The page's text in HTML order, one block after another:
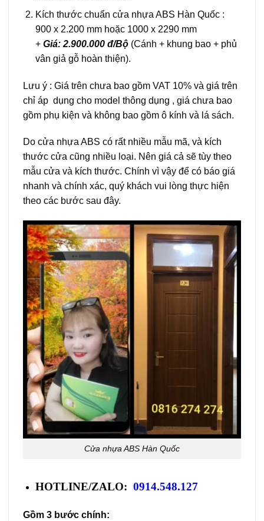
Kích thước chuẩn cửa nhựa ABS Hàn Quốc :
900 x 2.200 mm hoặc 1000 x 2290 mm
+Giá: 2.900.000 đ/Bộ(Cánh + khung bao + phủ
vân giả gỗ hoàn thiện).
Lưu ý : Giá trên chưa bao gồm VAT 10% và giá trên
chỉ áp dụng cho model thông dụng , giá chưa bao
gồm phụ kiện và không bao gồm ô kính và lá sách.
Do cửa nhựa ABS có rất nhiều mẫu mã, và kích
thước cửa cũng nhiều loại. Nên giá cả sẽ tùy theo
mẫu cửa và kích thước. Chính vì vậy để có báo giá
nhanh và chính xác, quý khách vui lòng thực hiện
theo các bước sau đây.
Cửa nhựa ABS Hàn Quốc
HOTLINE/ZALO: 0914.548.127
Gồm 3 bước chính: